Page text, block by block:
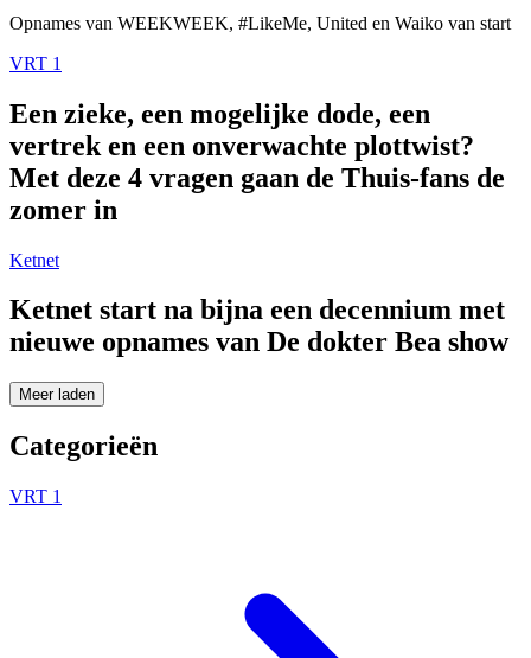
Opnames van WEEKWEEK, #LikeMe, United en Waiko van start
VRT 1
Een zieke, een mogelijke dode, een
vertrek en een onverwachte plottwist?
Met deze 4 vragen gaan de Thuis-fans de
zomer in
Ketnet
Ketnet start na bijna een decennium met
nieuwe opnames van De dokter Bea show
Meer laden
Categorieën
VRT 1